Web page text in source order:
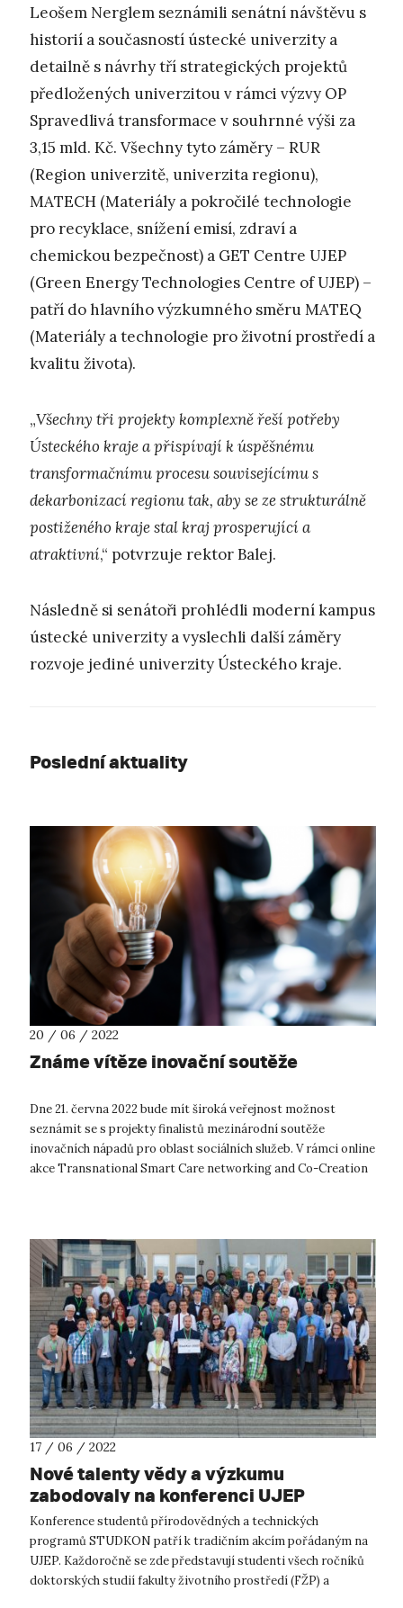
Leošem Nerglem seznámili senátní návštěvu s
historií a současností ústecké univerzity a
detailně s návrhy tří strategických projektů
předložených univerzitou v rámci výzvy OP
Spravedlivá transformace v souhrnné výši za
3,15 mld. Kč. Všechny tyto záměry – RUR
(Region univerzitě, univerzita regionu),
MATECH (Materiály a pokročilé technologie
pro recyklace, snížení emisí, zdraví a
chemickou bezpečnost) a GET Centre UJEP
(Green Energy Technologies Centre of UJEP) –
patří do hlavního výzkumného směru MATEQ
(Materiály a technologie pro životní prostředí a
kvalitu života).
„Všechny tři projekty komplexně řeší potřeby
Ústeckého kraje a přispívají k úspěšnému
transformačnímu procesu souvisejícímu s
dekarbonizací regionu tak, aby se ze strukturálně
postiženého kraje stal kraj prosperující a
atraktivní,“ potvrzuje rektor Balej.
Následně si senátoři prohlédli moderní kampus
ústecké univerzity a vyslechli další záměry
rozvoje jediné univerzity Ústeckého kraje.
Poslední aktuality
20 / 06 / 2022
Známe vítěze inovační soutěže
Dne 21. června 2022 bude mít široká veřejnost možnost
seznámit se s projekty finalistů mezinárodní soutěže
inovačních nápadů pro oblast sociálních služeb. V rámci online
akce Transnational Smart Care networking and Co-Creation
17 / 06 / 2022
Nové talenty vědy a výzkumu
zabodovaly na konferenci UJEP
Konference studentů přírodovědných a technických
programů STUDKON patří k tradičním akcím pořádaným na
UJEP. Každoročně se zde představují studenti všech ročníků
doktorských studií fakulty životního prostředí (FŽP) a